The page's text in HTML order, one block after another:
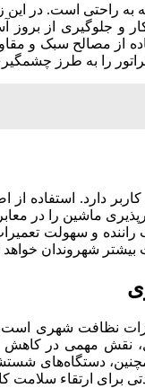
به راحتی است. در این
و جلوگیری از
از مصالح سبک و
را به طرز
دارد. استفاده
ماشین را در
و سهولت
بیشتر شهروندان
نظافت شهری
نقش مهمی در
دستگاه‌های
برای ارتقاء